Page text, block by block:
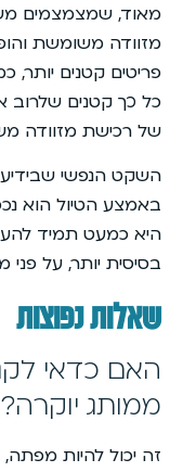
מאוד, שמצמצמים
מזוודה משומשת
פריטים קטנים יותר,
כל כך קטנים שלרוב
של רכישת מזוודה
השקט הנפשי
באמצע הטיול הוא
היא כמעט תמיד
בסיסית יותר, על
שאלות נפוצות
האם כדאי
ממותג יוקרה?
זה יכול להיות מפתה,